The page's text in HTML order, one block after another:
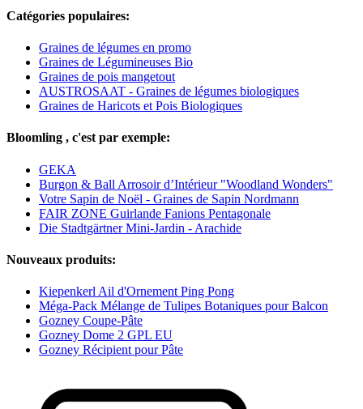
Catégories populaires:
Graines de légumes en promo
Graines de Légumineuses Bio
Graines de pois mangetout
AUSTROSAAT - Graines de légumes biologiques
Graines de Haricots et Pois Biologiques
Bloomling , c'est par exemple:
GEKA
Burgon & Ball Arrosoir d’Intérieur "Woodland Wonders"
Votre Sapin de Noël - Graines de Sapin Nordmann
FAIR ZONE Guirlande Fanions Pentagonale
Die Stadtgärtner Mini-Jardin - Arachide
Nouveaux produits:
Kiepenkerl Ail d'Ornement Ping Pong
Méga-Pack Mélange de Tulipes Botaniques pour Balcon
Gozney Coupe-Pâte
Gozney Dome 2 GPL EU
Gozney Récipient pour Pâte